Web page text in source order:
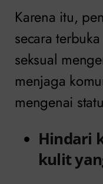
Karena itu,
secara
seksual
menjaga
mengenai
Hindari
kulit